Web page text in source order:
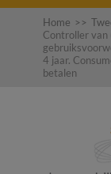
Home >>
Controller van
4 jaar.
betalen